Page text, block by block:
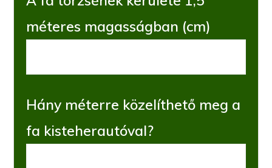
méteres magasságban (cm)
Hány méterre közelíthető meg a
fa kisteherautóval?